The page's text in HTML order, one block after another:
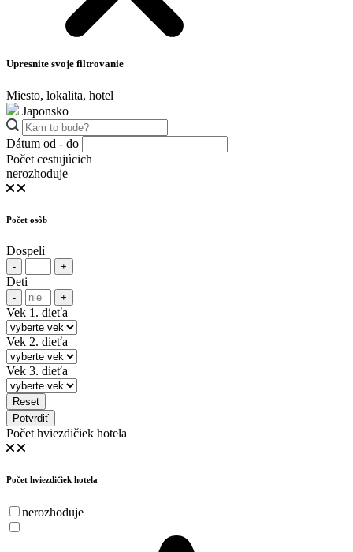
Upresnite svoje filtrovanie
Miesto, lokalita, hotel
Japonsko
Dátum od - do
Počet cestujúcich
nerozhoduje
Počet osôb
Dospelí
- +
Deti
- +
Vek 1. dieťa
Vek 2. dieťa
Vek 3. dieťa
Reset
Potvrdiť
Počet hviezdičiek hotela
Počet hviezdičiek hotela
nerozhoduje